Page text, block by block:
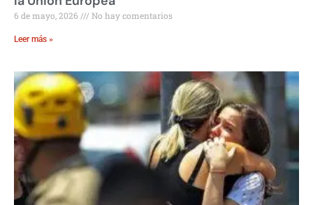
6 de mayo, 2026 No hay comentarios
Leer más »